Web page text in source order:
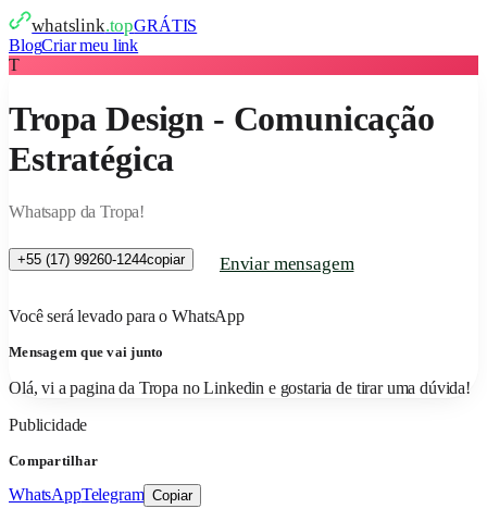
whatslink.topGRÁTIS
BlogCriar meu link
T
Tropa Design - Comunicação
Estratégica
Whatsapp da Tropa!
+55 (17) 99260-1244copiar Enviar mensagem
Você será levado para o WhatsApp
Mensagem que vai junto
Olá, vi a pagina da Tropa no Linkedin e gostaria de tirar uma dúvida!
Publicidade
Compartilhar
WhatsAppTelegram Copiar